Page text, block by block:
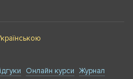
Онлайн курси Журнал